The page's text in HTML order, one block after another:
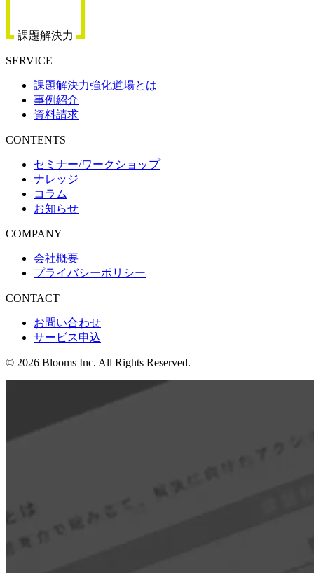
課題解決力
SERVICE
課題解決力強化道場とは
事例紹介
資料請求
CONTENTS
セミナー/ワークショップ
ナレッジ
コラム
お知らせ
COMPANY
会社概要
プライバシーポリシー
CONTACT
お問い合わせ
サービス申込
© 2026 Blooms Inc. All Rights Reserved.